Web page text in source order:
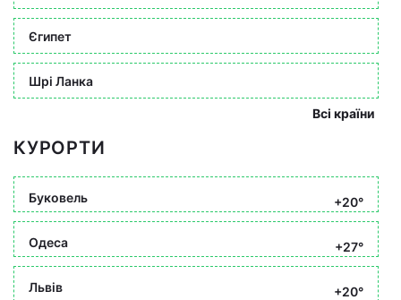
Єгипет
Шрі Ланка
Всі країни
КУРОРТИ
Буковель +20°
Одеса +27°
Львів +20°